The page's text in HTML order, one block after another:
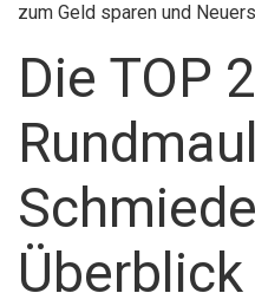
zum Geld sparen und
Die TOP
Überblick